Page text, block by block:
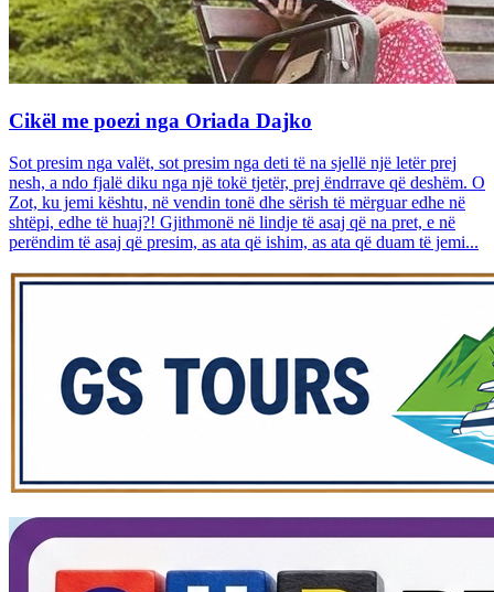
Cikël me poezi nga Oriada Dajko
Sot presim nga valët, sot presim nga deti të na sjellë një letër prej
nesh, a ndo fjalë diku nga një tokë tjetër, prej ëndrrave që deshëm. O
Zot, ku jemi kështu, në vendin tonë dhe sërish të mërguar edhe në
shtëpi, edhe të huaj?! Gjithmonë në lindje të asaj që na pret, e në
perëndim të asaj që presim, as ata që ishim, as ata që duam të jemi...